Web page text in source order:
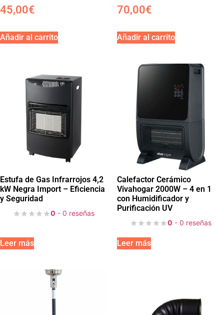
45,00€
Añadir al carrito
70,00€
Añadir al carrito
Estufa de Gas Infrarrojos 4,2
kW Negra Import – Eficiencia
y Seguridad
0 - 0 reseñas
Leer más
Calefactor Cerámico
Vivahogar 2000W – 4 en 1
con Humidificador y
Purificación UV
0 - 0 reseñas
Leer más